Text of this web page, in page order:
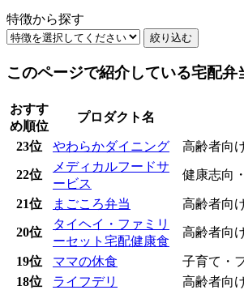
特徴から探す
絞り込む
このページで紹介している宅配弁
おすす
め順位
プロダクト名
23位 やわらかダイニング 高齢者向
22位
メディカルフードサ
ービス
健康志向
21位 まごころ弁当 高齢者向
20位
タイヘイ・ファミリ
ーセット宅配健康食
高齢者向
19位 ママの休食
子育て・
18位
ライフデリ 高齢者向